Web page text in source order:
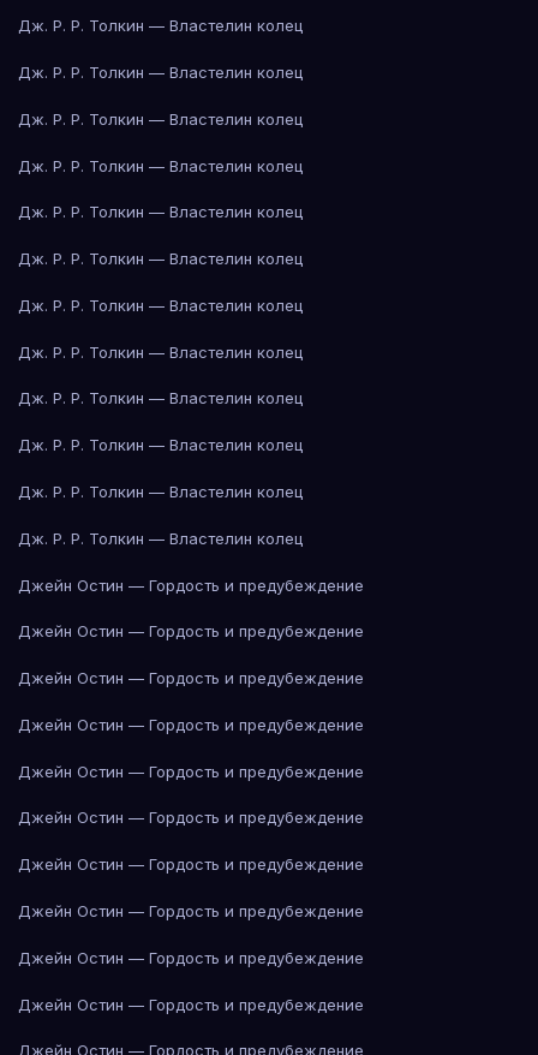
Дж. Р. Р. Толкин — Властелин колец
Дж. Р. Р. Толкин — Властелин колец
Дж. Р. Р. Толкин — Властелин колец
Дж. Р. Р. Толкин — Властелин колец
Дж. Р. Р. Толкин — Властелин колец
Дж. Р. Р. Толкин — Властелин колец
Дж. Р. Р. Толкин — Властелин колец
Дж. Р. Р. Толкин — Властелин колец
Дж. Р. Р. Толкин — Властелин колец
Дж. Р. Р. Толкин — Властелин колец
Дж. Р. Р. Толкин — Властелин колец
Дж. Р. Р. Толкин — Властелин колец
Джейн Остин — Гордость и предубеждение
Джейн Остин — Гордость и предубеждение
Джейн Остин — Гордость и предубеждение
Джейн Остин — Гордость и предубеждение
Джейн Остин — Гордость и предубеждение
Джейн Остин — Гордость и предубеждение
Джейн Остин — Гордость и предубеждение
Джейн Остин — Гордость и предубеждение
Джейн Остин — Гордость и предубеждение
Джейн Остин — Гордость и предубеждение
Джейн Остин — Гордость и предубеждение